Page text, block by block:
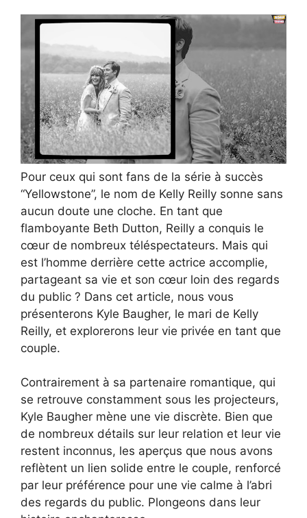
Pour ceux qui sont fans de la série à succès
“Yellowstone”, le nom de Kelly Reilly sonne sans
aucun doute une cloche. En tant que
flamboyante Beth Dutton, Reilly a conquis le
cœur de nombreux téléspectateurs. Mais qui
est l’homme derrière cette actrice accomplie,
partageant sa vie et son cœur loin des regards
du public ? Dans cet article, nous vous
présenterons Kyle Baugher, le mari de Kelly
Reilly, et explorerons leur vie privée en tant que
couple.
Contrairement à sa partenaire romantique, qui
se retrouve constamment sous les projecteurs,
Kyle Baugher mène une vie discrète. Bien que
de nombreux détails sur leur relation et leur vie
restent inconnus, les aperçus que nous avons
reflètent un lien solide entre le couple, renforcé
par leur préférence pour une vie calme à l’abri
des regards du public. Plongeons dans leur